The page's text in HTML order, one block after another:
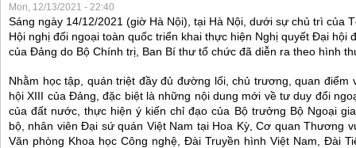
Mon, 12/13/2021 - 22:40
Sáng ngày 14/12/2021 (giờ Hà Nội), tại Hà Nội, dưới sự chủ trì của
Hội nghị đối ngoại toàn quốc triển khai thực hiện Nghị quyết Đại hội
của Đảng do Bộ Chính trị, Ban Bí thư tổ chức đã diễn ra theo hình
Nhằm học tập, quán triệt đầy đủ đường lối, chủ trương, quan điểm
hội XIII của Đảng, đặc biệt là những nội dung mới về tư duy đổi
của đất nước, thực hiện ý kiến chỉ đạo của Bộ trưởng Bộ Ngoại
bộ, nhân viên Đại sứ quán Việt Nam tại Hoa Kỳ, Cơ quan Thương
Văn phòng Khoa học Công nghệ, Đài Truyền hình Việt Nam, Đài